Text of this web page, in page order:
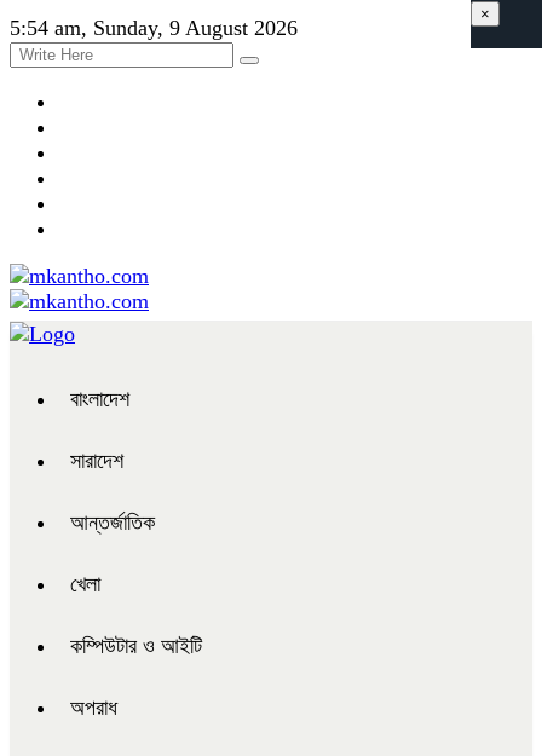
5:54 am, Sunday, 9 August 2026
বাংলাদেশ
সারাদেশ
আন্তর্জাতিক
খেলা
কম্পিউটার ও আইটি
অপরাধ
×